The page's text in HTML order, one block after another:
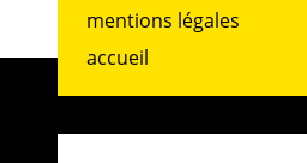
mentions légales
accueil